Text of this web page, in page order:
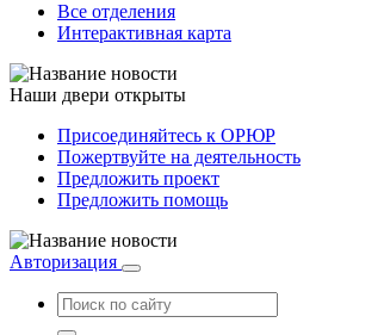
Все отделения
Интерактивная карта
Наши двери открыты
Присоединяйтесь к ОРЮР
Пожертвуйте на деятельность
Предложить проект
Предложить помощь
Авторизация